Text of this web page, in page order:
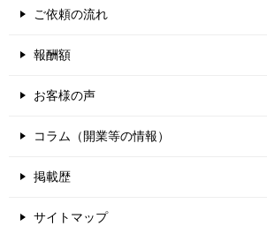
ご依頼の流れ
報酬額
お客様の声
コラム（開業等の情報）
掲載歴
サイトマップ